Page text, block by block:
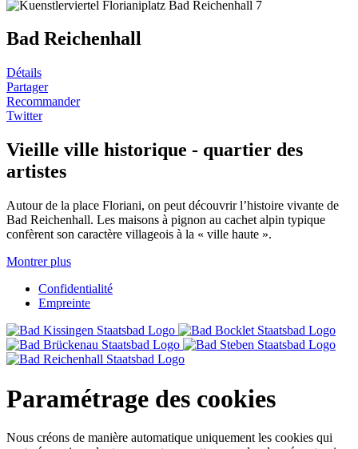
Bad Reichenhall
Détails
Partager
Recommander
Twitter
Vieille ville historique - quartier des
artistes
Autour de la place Floriani, on peut découvrir l’histoire vivante de
Bad Reichenhall. Les maisons à pignon au cachet alpin typique
confèrent son caractère villageois à la « ville haute ».
Montrer plus
Confidentialité
Empreinte
Paramétrage des cookies
Nous créons de manière automatique uniquement les cookies qui